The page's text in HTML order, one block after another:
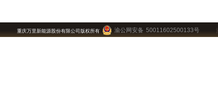
重庆万里新能源股份有限公司版权所有 渝公网安备 50011602500133号